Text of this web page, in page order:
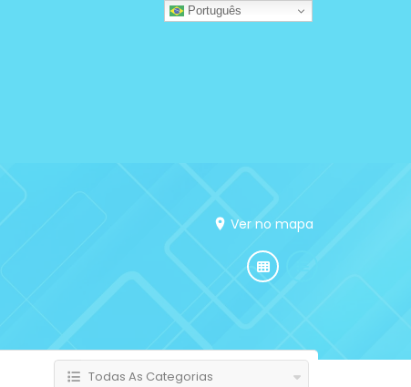
Ver no mapa
Todas As Categorias
Português